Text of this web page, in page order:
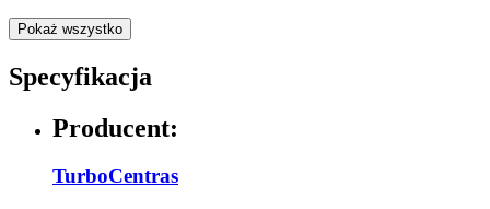
Pokaż wszystko
Specyfikacja
Producent:
TurboCentras